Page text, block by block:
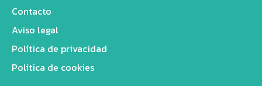
Contacto
Aviso legal
Política de privacidad
Política de cookies